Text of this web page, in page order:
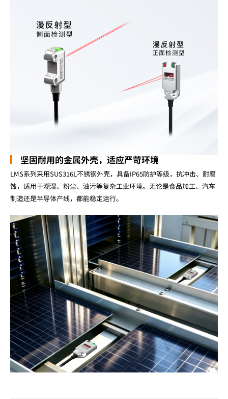
坚固耐用的金属外壳，适应严苛环境
LMS系列采用SUS316L不锈钢外壳，具备IP65防护等级，抗冲击、耐腐
蚀，适用于潮湿、粉尘、油污等复杂工业环境。无论是食品加工、汽车
制造还是半导体产线，都能稳定运行。